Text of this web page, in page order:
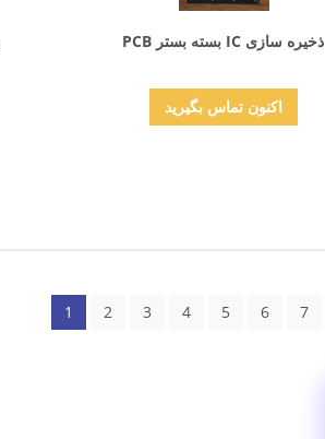
ذخیره سازی IC بسته بستر PCB
اکنون تماس بگیرید
1 2 3 4 5 6 7